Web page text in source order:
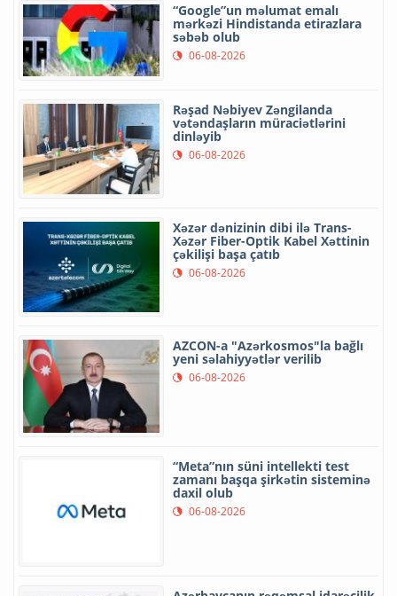
“Google”un məlumat emalı
mərkəzi Hindistanda etirazlara
səbəb olub
06-08-2026
Rəşad Nəbiyev Zəngilanda
vətəndaşların müraciətlərini
dinləyib
06-08-2026
Xəzər dənizinin dibi ilə Trans-
Xəzər Fiber-Optik Kabel Xəttinin
çəkilişi başa çatıb
06-08-2026
AZCON-a "Azərkosmos"la bağlı
yeni səlahiyyətlər verilib
06-08-2026
“Meta”nın süni intellekti test
zamanı başqa şirkətin sisteminə
daxil olub
06-08-2026